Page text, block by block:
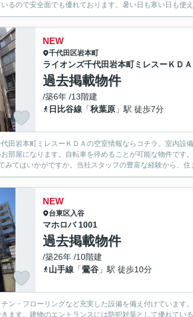
るので安全面でも優れております。暑い日も寒い日も使
NEW
千代田区岩本町
ライオンズ千代田岩本町ミレスーＫＤＡ
過去掲載物件
/築6年 /13階建
日比谷線 「秋葉原 」駅 徒歩7分
田岩本町ミレスーＫＤＡの空室情報ならコチラ。室内設
部屋になります。自転車を停めることが可能な物件です
みてはいかがですか。当社スタッフの豊富な経験から、
NEW
台東区入谷
マホロバ 1001
過去掲載物件
/築26年 /10階建
山手線 「鶯谷 」駅 徒歩10分
ン・フローリングなど充実した設備を備え付けています
ます。建物のエントランスには防犯対策として優れてい